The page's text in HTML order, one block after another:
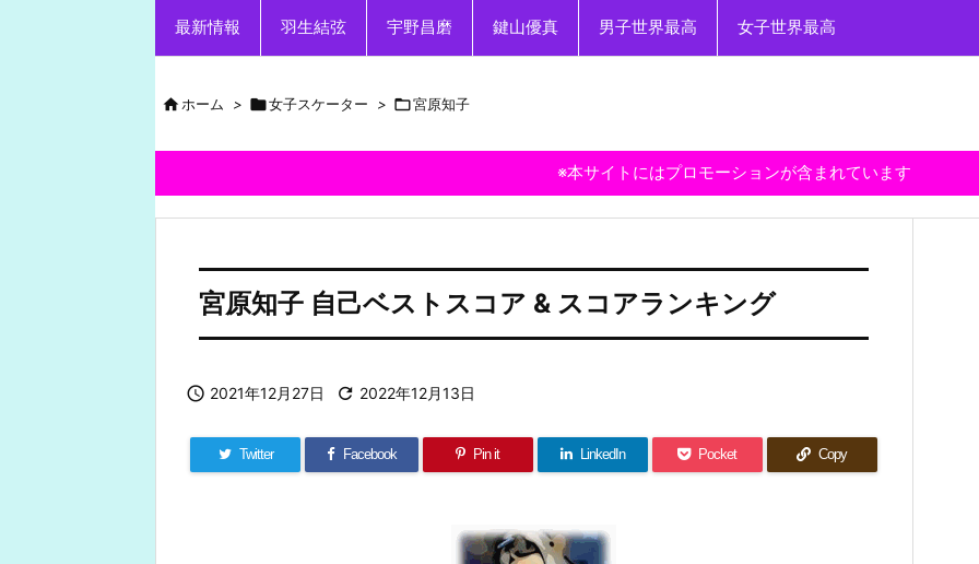
最新情報
羽生結弦 宇野昌磨 鍵山優真 男子世界最高 女子世界最高
ホーム > 女子スケーター > 宮原知子
※本サイトにはプロモーションが含まれています
宮原知子 自己ベストスコア & スコアランキング
 2021年12月27日  2022年12月13日
Twitter Facebook Pin it LinkedIn Pocket Copy